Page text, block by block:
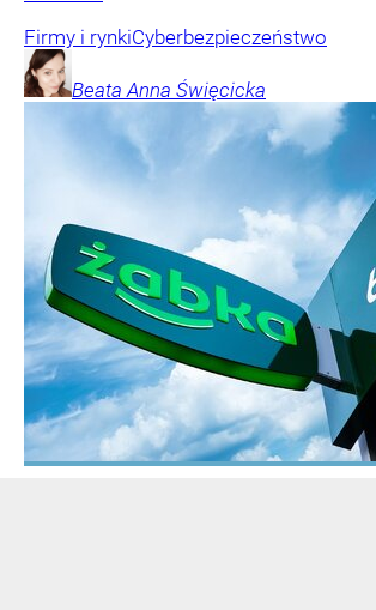
Firmy i rynkiCyberbezpieczeństwo
Beata Anna Święcicka